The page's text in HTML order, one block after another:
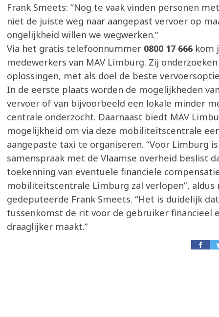
Frank Smeets: “Nog te vaak vinden personen
niet de juiste weg naar aangepast vervoer op
ongelijkheid willen we wegwerken.”
Via het gratis telefoonnummer 0800 17 666 kom
medewerkers van MAV Limburg. Zij
oplossingen, met als doel de beste
In de eerste plaats worden de mogelijkheden
vervoer of van bijvoorbeeld een lokale minder
centrale onderzocht. Daarnaast biedt MAV
mogelijkheid om via deze mobiliteitscentrale
aangepaste taxi te organiseren. “Voor Limburg
samenspraak met de Vlaamse overheid beslist
toekenning van eventuele financiële
mobiliteitscentrale Limburg zal verlopen”, aldus
gedeputeerde Frank Smeets. “Het is duidelijk
tussenkomst de rit voor de gebruiker financieel
draaglijker maakt.”